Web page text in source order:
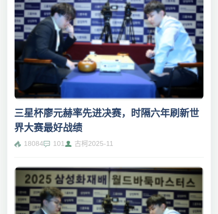
三星杯廖元赫率先进决赛，时隔六年刷新世
界大赛最好战绩
18084 101 古柯2025-11